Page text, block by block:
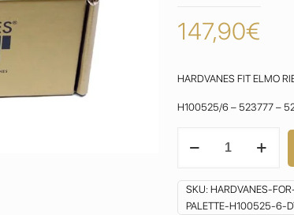
147,90€
HARDVANES FIT ELMO
H100525/6 – 523777 –
ELMO
DTA
60
SKU: HARDVANES-
PALETTE-H100525-6-